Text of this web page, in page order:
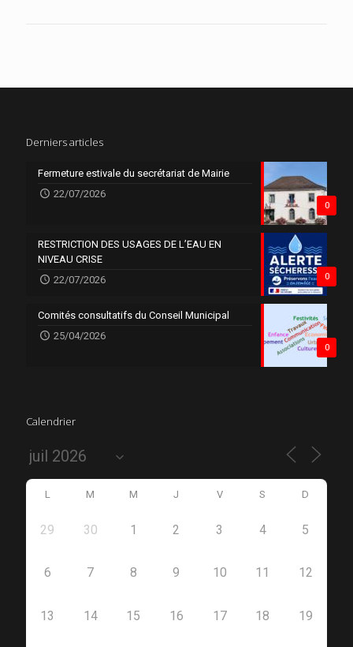
Derniers articles
0
Fermeture estivale du secrétariat de Mairie
22/07/2026
0
RESTRICTION DES USAGES DE L’EAU EN
NIVEAU CRISE
22/07/2026
0
Comités consultatifs du Conseil Municipal
25/04/2026
Calendrier
L M M J V S D
29 30 1 2 3 4 5
6 7 8 9 10 11 12
13 14 15 16 17 18 19